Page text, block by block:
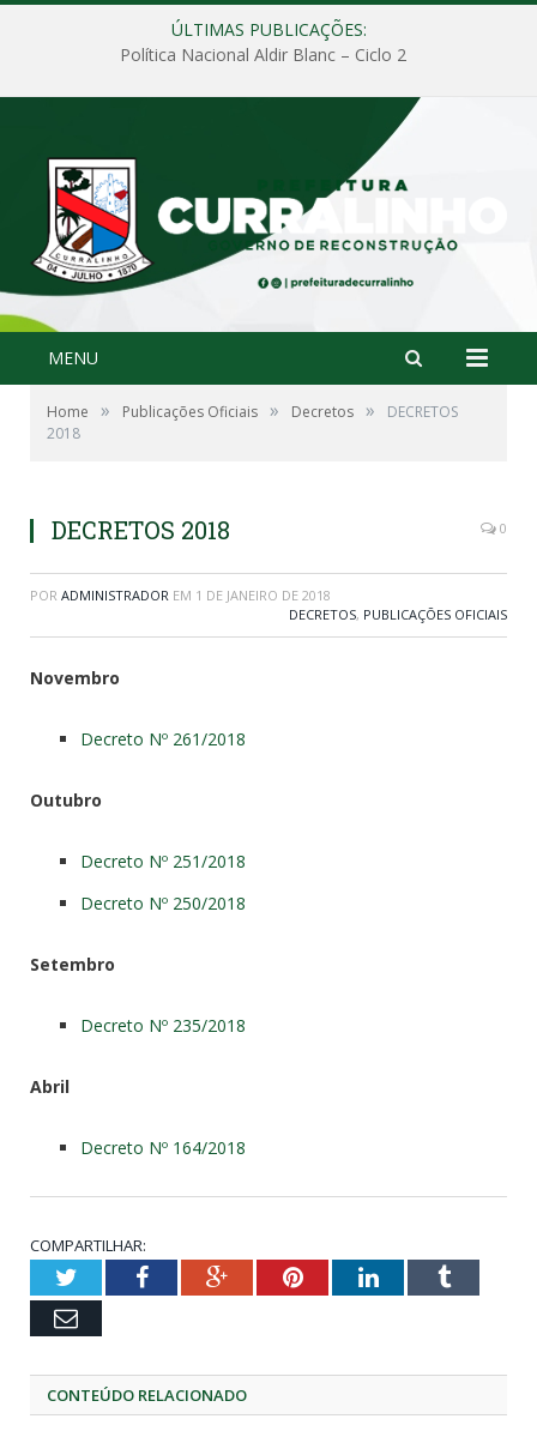
ÚLTIMAS PUBLICAÇÕES:
Política Nacional Aldir Blanc – Ciclo 2
MENU
Home » Publicações Oficiais » Decretos »
DECRETOS
2018
DECRETOS 2018 0
POR ADMINISTRADOR EM 1 DE JANEIRO DE 2018
DECRETOS, PUBLICAÇÕES OFICIAIS
Novembro
Decreto Nº 261/2018
Outubro
Decreto Nº 251/2018
Decreto Nº 250/2018
Setembro
Decreto Nº 235/2018
Abril
Decreto Nº 164/2018
COMPARTILHAR:
TwitterFacebookGoogle+PinterestLinkedInTumblr
Email
CONTEÚDO RELACIONADO